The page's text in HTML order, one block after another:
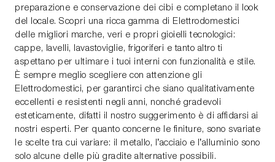
preparazione e conservazione dei cibi e completano il look
del locale. Scopri una ricca gamma di Elettrodomestici
delle migliori marche, veri e propri gioielli tecnologici:
cappe, lavelli, lavastoviglie, frigoriferi e tanto altro ti
aspettano per ultimare i tuoi interni con funzionalità e stile.
È sempre meglio scegliere con attenzione gli
Elettrodomestici, per garantirci che siano qualitativamente
eccellenti e resistenti negli anni, nonché gradevoli
esteticamente, difatti il nostro suggerimento è di affidarsi ai
nostri esperti. Per quanto concerne le finiture, sono svariate
le scelte tra cui variare: il metallo, l’acciaio e l’alluminio sono
solo alcune delle più gradite alternative possibili.